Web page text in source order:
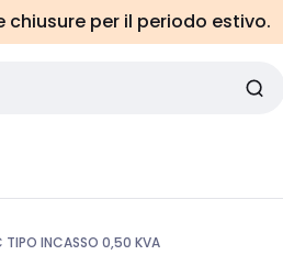
per il periodo estivo.
INCASSO 0,50 KVA